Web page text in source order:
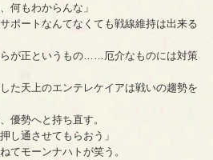
何もわからんな」
ポートなんてなくても戦線維持は出来る
が正というもの……厄介なものには対策
た天上のエンテレケイアは戦いの趨勢を
優勢へと持ち直す。
し通させてもらおう」
てモーンナハトが笑う。